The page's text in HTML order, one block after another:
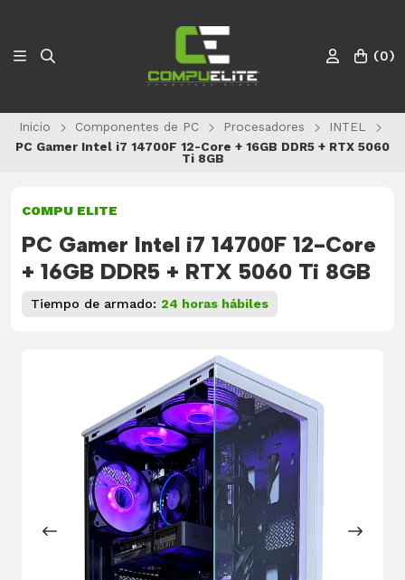
(0)
Inicio Componentes de PC Procesadores
INTEL
PC Gamer Intel i7 14700F 12-Core + 16GB DDR5 + RTX 5060
Ti 8GB
COMPU ELITE
PC Gamer Intel i7 14700F 12-Core
+ 16GB DDR5 + RTX 5060 Ti 8GB
Tiempo de armado: 24 horas hábiles